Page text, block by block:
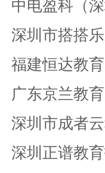
中电盈科（
深圳市搭搭
福建恒达教
广东京兰教
深圳市成者
深圳正谱教